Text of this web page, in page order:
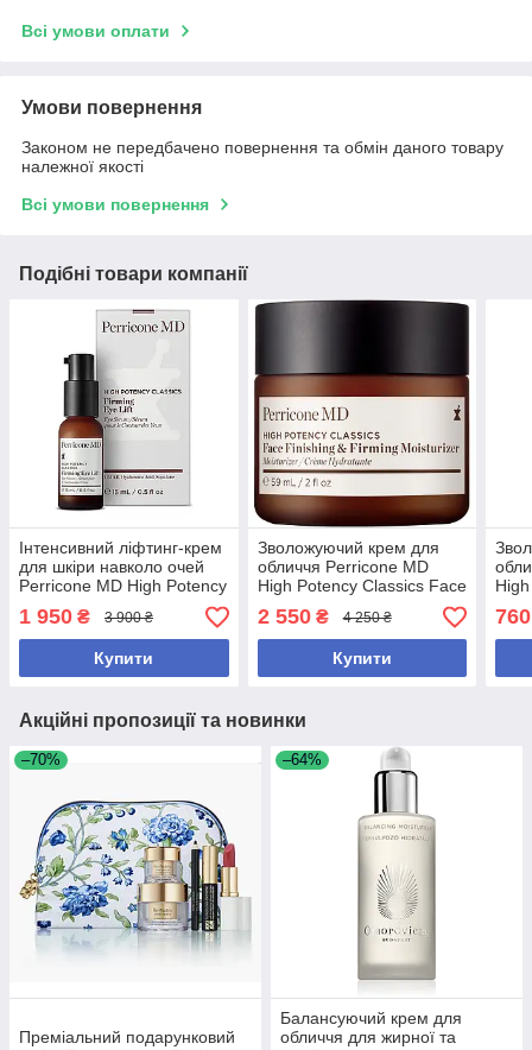
Всі умови оплати
Умови повернення
Законом не передбачено повернення та обмін даного товару
належної якості
Всі умови повернення
Подібні товари компанії
Інтенсивний ліфтинг-крем
для шкіри навколо очей
Perricone MD High Potency
Classics Firming Eye Lift
1 950 ₴ 3 900 ₴
Купити
Зволожуючий крем для
обличчя Perricone MD
High Potency Classics Face
Finishing & Firming
Moisturizer 59мл
2 550₴ 4 250 ₴
Купити
760
Акційні пропозиції та новинки
–70%
Преміальний подарунковий
–64%
Балансуючий крем для
обличчя для жирної та